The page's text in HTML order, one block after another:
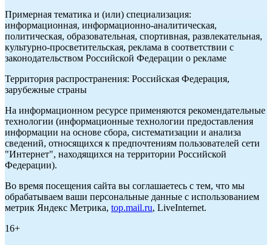
Примерная тематика и (или) специализация:
информационная, информационно-аналитическая,
политическая, образовательная, спортивная, развлекательная,
культурно-просветительская, реклама в соответствии с
законодательством Российской Федерации о рекламе
Территория распространения: Российская Федерация,
зарубежные страны
На информационном ресурсе применяются рекомендательные
технологии (информационные технологии предоставления
информации на основе сбора, систематизации и анализа
сведений, относящихся к предпочтениям пользователей сети
"Интернет", находящихся на территории Российской
Федерации).
Во время посещения сайта вы соглашаетесь с тем, что мы
обрабатываем ваши персональные данные с использованием
метрик Яндекс Метрика, top.mail.ru, LiveInternet.
16+